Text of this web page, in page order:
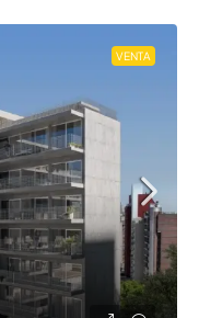
VENTA